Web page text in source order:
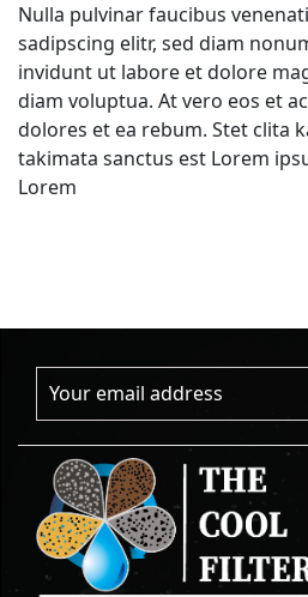
Nulla pulvinar faucibus
sadipscing elitr, sed diam
invidunt ut labore et dolore
diam voluptua. At vero eos et
dolores et ea rebum. Stet clita
takimata sanctus est Lorem
Lorem